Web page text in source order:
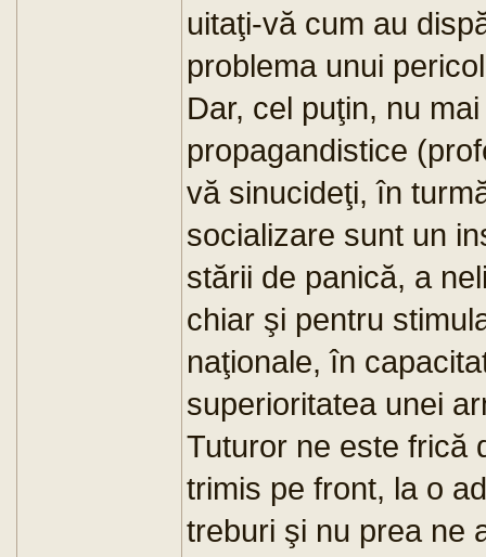
uitaţi-vă cum au
problema unui
Dar, cel puţin, nu
propagandistice
vă sinucideţi, în
socializare sunt un
stării de panică, a
chiar şi pentru
naţionale, în
superioritatea unei
Tuturor ne este frică
trimis pe front, la o
treburi şi nu prea ne